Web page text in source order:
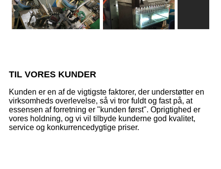
TIL VORES KUNDER
Kunden er en af ​​de vigtigste faktorer, der understøtter en
virksomheds overlevelse, så vi tror fuldt og fast på, at
essensen af ​​forretning er "kunden først". Oprigtighed er
vores holdning, og vi vil tilbyde kunderne god kvalitet,
service og konkurrencedygtige priser.